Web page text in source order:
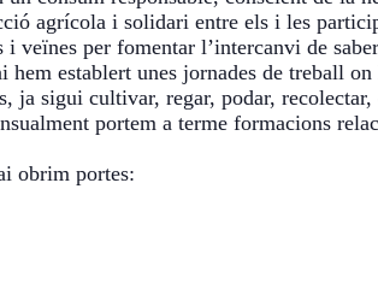
agrícola i solidari entre els i les
i veïnes per fomentar l’intercanvi de
establert unes jornades de treball
ja sigui cultivar, regar, podar,
portem a terme formacions
obrim portes: